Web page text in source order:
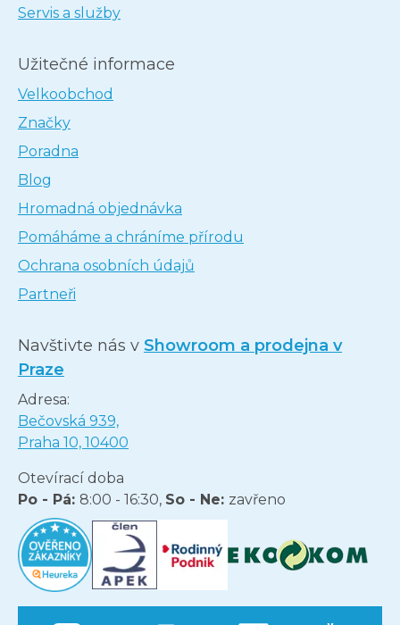
Servis a služby
Užitečné informace
Velkoobchod
Značky
Poradna
Blog
Hromadná objednávka
Pomáháme a chráníme přírodu
Ochrana osobních údajů
Partneři
Navštivte nás v Showroom a prodejna v
Praze
Adresa:
Bečovská 939,
Praha 10, 10400
Otevírací doba
Po - Pá: 8:00 - 16:30, So - Ne: zavřeno